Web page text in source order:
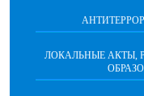
ЛОКАЛЬНЫЕ АКТЫ,